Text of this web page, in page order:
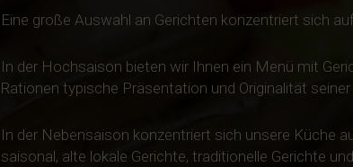
Eine große Auswahl an Gerichten konzentriert sich
In der Hochsaison bieten wir Ihnen ein Menü mit
Rationen typische Präsentation und Originalität
In der Nebensaison konzentriert sich unsere Küche
saisonal, alte lokale Gerichte, traditionelle Gerichte